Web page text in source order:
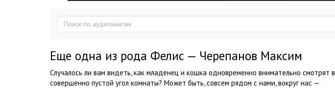
Еще одна из рода Фелис — Черепанов Максим
Случалось ли вам видеть, как младенец и кошка одновременно внимательно смотрят в
совершенно пустой угол комнаты? Может быть, совсем рядом с нами, вокруг нас —